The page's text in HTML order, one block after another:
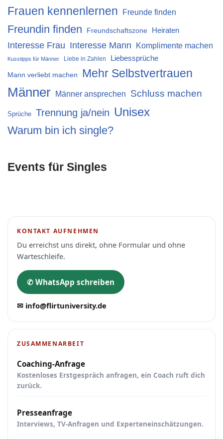
Frauen kennenlernen Freunde finden
Freundin finden Freundschaftszone Heiraten
Interesse Frau Interesse Mann Komplimente machen
Kusstipps für Männer Liebe in Zahlen Liebessprüche
Mann verliebt machen Mehr Selbstvertrauen
Männer Männer ansprechen Schluss machen
Sprüche Trennung ja/nein Unisex
Warum bin ich single?
Events für Singles
KONTAKT AUFNEHMEN
Du erreichst uns direkt, ohne Formular und ohne
Warteschleife.
✆ WhatsApp schreiben
✉ info@flirtuniversity.de
ZUSAMMENARBEIT
Coaching-Anfrage
Kostenloses Erstgespräch anfragen, ein Coach ruft dich
zurück.
Presseanfrage
Interviews, TV-Anfragen und Experteneinschätzungen.